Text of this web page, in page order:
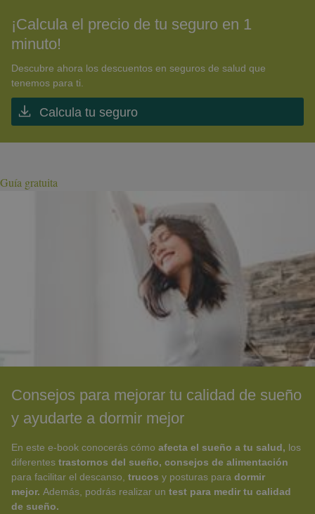
¡Calcula el precio de tu seguro en 1
minuto!
Descubre ahora los descuentos en seguros de salud que
tenemos para ti.
Calcula tu seguro
Guía gratuita
Consejos para mejorar tu calidad de sueño
y ayudarte a dormir mejor
En este e-book conocerás cómo afecta el sueño a tu salud, los
diferentes trastornos del sueño, consejos de alimentación
para facilitar el descanso, trucos y posturas para dormir
mejor. Además, podrás realizar un test para medir tu calidad
de sueño.